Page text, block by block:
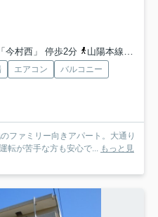
今村西」 停歩2分
山陽本線「北長瀬」駅 徒歩16分
エアコン
バルコニー
ファミリー向きアパート。大通り
転が苦手な方も安心で...
もっと見